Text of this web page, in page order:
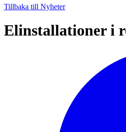
Tillbaka till Nyheter
Elinstallationer i